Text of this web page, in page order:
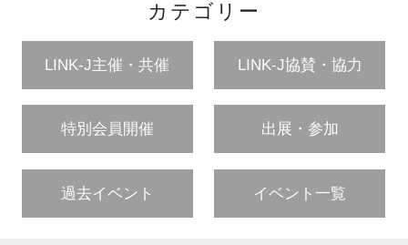
カテゴリー
LINK-J主催・共催 LINK-J協賛・協力
特別会員開催 出展・参加
過去イベント イベント一覧